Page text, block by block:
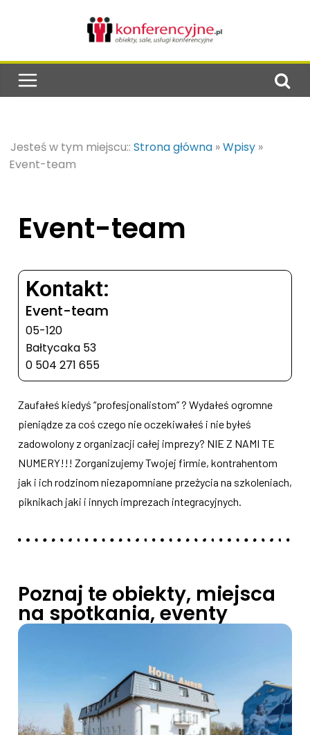
Jesteś w tym miejscu:: Strona główna »Wpisy »
Event-team
Event-team
Kontakt:
Event-team
05-120
Bałtycaka 53
0 504 271 655
Zaufałeś kiedyś “profesjonalistom” ? Wydałeś ogromne
pieniądze za coś czego nie oczekiwałeś i nie byłeś
zadowolony z organizacji całej imprezy? NIE Z NAMI TE
NUMERY!!! Zorganizujemy Twojej firmie, kontrahentom
jak i ich rodzinom niezapomniane przeżycia na szkoleniach,
piknikach jaki i innych imprezach integracyjnych.
Poznaj te obiekty, miejsca
na spotkania, eventy